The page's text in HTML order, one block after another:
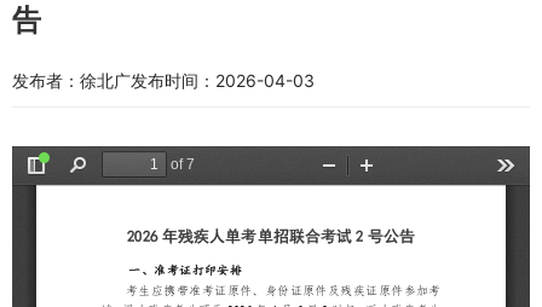
告
发布者：徐北广发布时间：2026-04-03